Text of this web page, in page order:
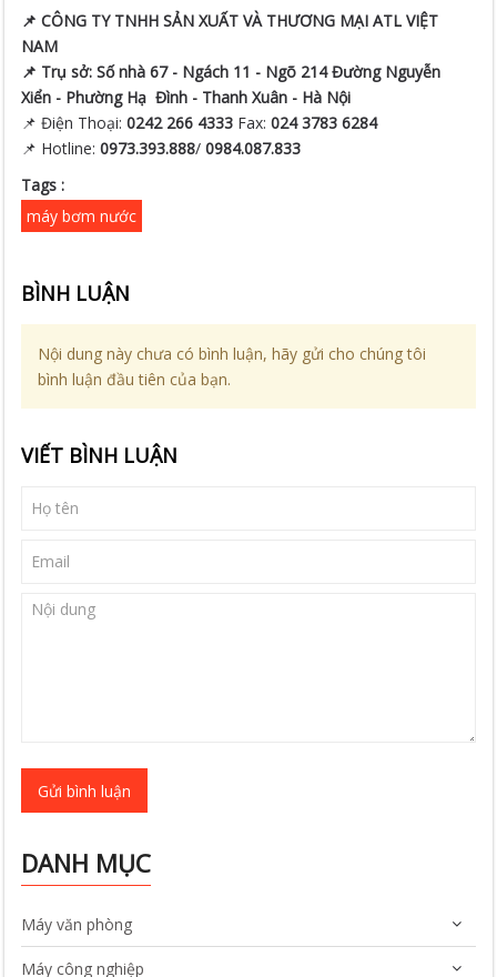
📌 CÔNG TY TNHH SẢN XUẤT VÀ THƯƠNG MẠI ATL VIỆT
NAM
📌 Trụ sở: Số nhà 67 - Ngách 11 - Ngõ 214 Đường Nguyễn
Xiển - Phường Hạ Đình - Thanh Xuân - Hà Nội
📌 Điện Thoại:0242 266 4333 Fax:024 3783 6284
📌 Hotline:0973.393.888/0984.087.833
Tags :
máy bơm nước
BÌNH LUẬN
Nội dung này chưa có bình luận, hãy gửi cho chúng tôi
bình luận đầu tiên của bạn.
VIẾT BÌNH LUẬN
Gửi bình luận
DANH MỤC
Máy văn phòng
Máy công nghiệp